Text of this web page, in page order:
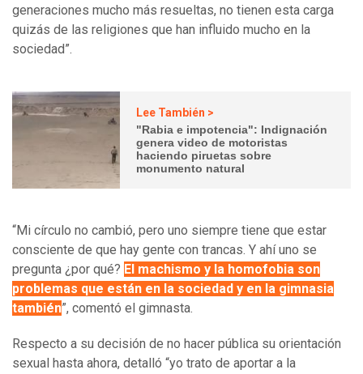
generaciones mucho más resueltas, no tienen esta carga
quizás de las religiones que han influido mucho en la
sociedad”.
Lee También >
"Rabia e impotencia": Indignación
genera video de motoristas
haciendo piruetas sobre
monumento natural
“Mi círculo no cambió, pero uno siempre tiene que estar
consciente de que hay gente con trancas. Y ahí uno se
pregunta ¿por qué? El machismo y la homofobia son
problemas que están en la sociedad y en la gimnasia
también”, comentó el gimnasta.
Respecto a su decisión de no hacer pública su orientación
sexual hasta ahora, detalló “yo trato de aportar a la